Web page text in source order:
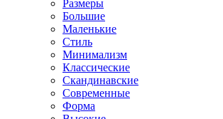
Размеры
Большие
Маленькие
Стиль
Минимализм
Классические
Скандинавские
Современные
Форма